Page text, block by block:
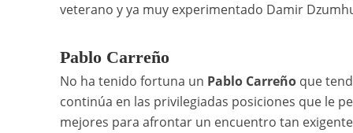
veterano y ya muy experimentado Damir
Pablo Carreño
No ha tenido fortuna un Pablo Carreñoque
continúa en las privilegiadas posiciones que le
mejores para afrontar un encuentro tan